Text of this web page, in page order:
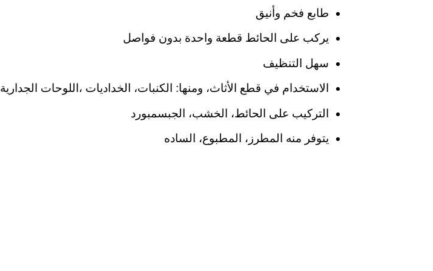
طابع فخم وأنيق
يركب على الحائط قطعة واحدة بدون فواصل
سهل التنظيف
الاستخدام في قطع الأثاث، ومنها: الكنبات، الخداديات ،اللوحات الجدارية
التركيب على الحائط، الخشب، الجبسمبورد
يتوفر منه المطرز، المطبوع، الساده